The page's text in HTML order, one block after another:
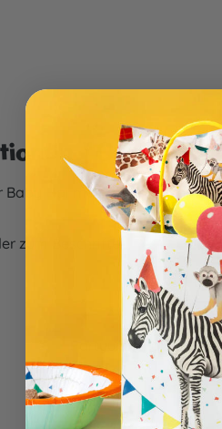
Hai macht Verpacken und
zum Beschriften
Partyunterhaltung